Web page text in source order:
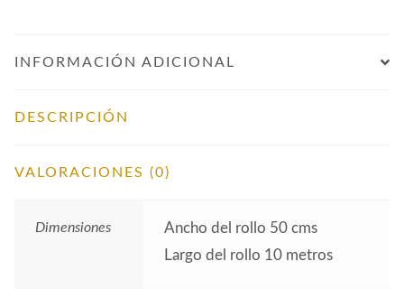
INFORMACIÓN ADICIONAL
DESCRIPCIÓN
VALORACIONES (0)
Dimensiones
Ancho del rollo 50 cms
Largo del rollo 10 metros